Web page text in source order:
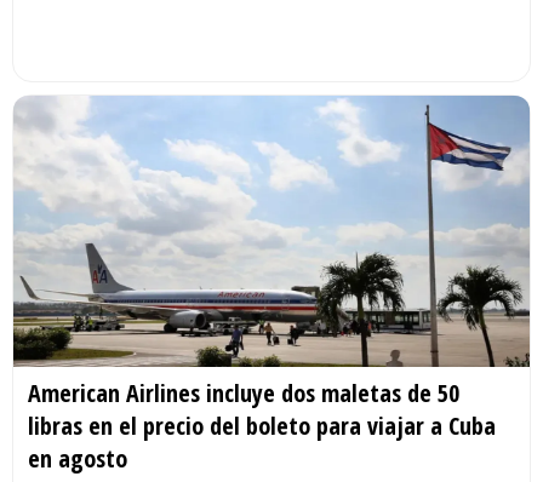
American Airlines incluye dos maletas de 50
libras en el precio del boleto para viajar a Cuba
en agosto